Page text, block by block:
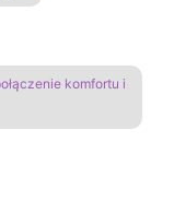
komfortu i